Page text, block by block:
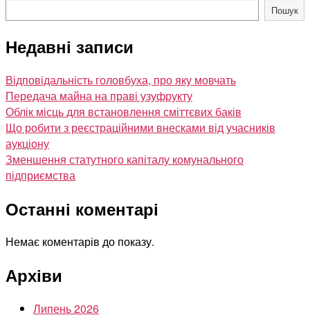
Пошук
Недавні записи
Відповідальність головбуха, про яку мовчать
Передача майна на праві узуфрукту
Облік місць для встановлення сміттєвих баків
Що робити з реєстраційними внесками від учасників
аукціону
Зменшення статутного капіталу комунального
підприємства
Останні коментарі
Немає коментарів до показу.
Архіви
Липень 2026